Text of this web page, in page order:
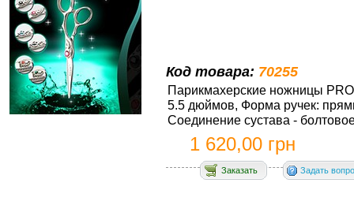
Код товара: 70255
Парикмахерские ножницы
5.5 дюймов, Форма ручек:
Соединение сустава -
1 620,00 грн
Заказать Задать